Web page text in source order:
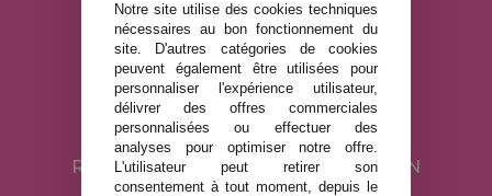
MENTIONS LÉGALES
POLITIQUE DE CONFIDENTIALITÉ
POLITIQUE DE COOKIES
LIVRAISON ET RETOUR
RETOURS / DROIT DE RÉTRACTATION
Notre site utilise des cookies techniques
nécessaires au bon fonctionnement du
site. D'autres catégories de cookies
peuvent également être utilisées pour
personnaliser l'expérience utilisateur,
délivrer des offres commerciales
personnalisées ou effectuer des
analyses pour optimiser notre offre.
L'utilisateur peut retirer son
consentement à tout moment, depuis le